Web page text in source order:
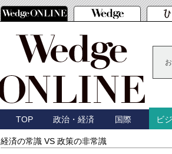
TOP 政治・経済 国際 ビ
経済の常識 VS 政策の非常識